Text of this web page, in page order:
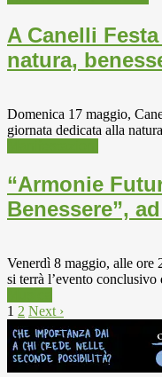
A Canelli
natura,
Domenica 17 maggio,
giornata dedicata alla
“Armonie
Benessere”,
Venerdì 8 maggio, alle ore
si terrà l’evento conclusivo
1 2 Next ›